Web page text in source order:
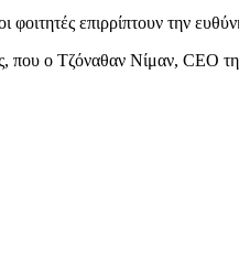
φοιτητές επιρρίπτουν την
που ο Τζόναθαν Νίμαν,